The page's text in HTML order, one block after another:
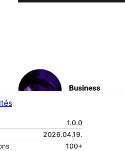
1.0.0
2026.04.19.
100+